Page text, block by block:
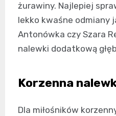
żurawiny. Najlepiej
lekko kwaśne odmiany
Antonówka czy Szara
nalewki dodatkową
Korzenna
Dla miłośników